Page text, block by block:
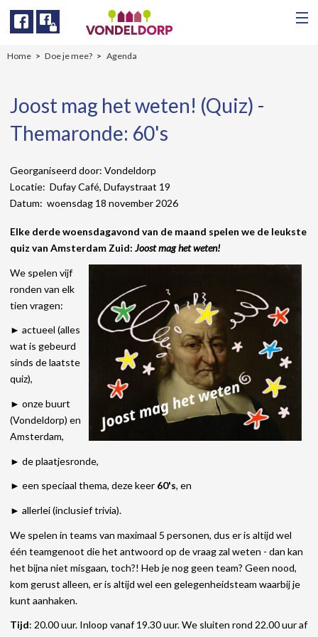
Facebook
Home Doe je mee? Agenda
Joost mag het weten! (Quiz) -
Themaronde: 60's
Georganiseerd door: Vondeldorp
Locatie: Dufay Café, Dufaystraat 19
Datum: woensdag 18 november 2026
Elke derde woensdagavond van de maand spelen we de leukste
quiz van Amsterdam Zuid: Joost mag het weten!
We spelen vijf
ronden van elk
tien vragen:
► actueel (alles
wat is gebeurd
sinds de laatste
quiz),
► onze buurt
(Vondeldorp) en
Amsterdam,
► de plaatjesronde,
► een speciaal thema, deze keer 60's, en
► allerlei (inclusief trivia).
We spelen in teams van maximaal 5 personen, dus er is altijd wel
één teamgenoot die het antwoord op de vraag zal weten - dan kan
het bijna niet misgaan, toch?! Heb je nog geen team? Geen nood,
kom gerust alleen, er is altijd wel een gelegenheidsteam waarbij je
kunt aanhaken.
Tijd: 20.00 uur. Inloop vanaf 19.30 uur. We sluiten rond 22.00 uur af